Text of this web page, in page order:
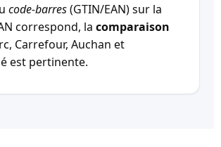
code-barres(GTIN/EAN) sur la
correspond, la comparaison
Carrefour, Auchan et
est pertinente.